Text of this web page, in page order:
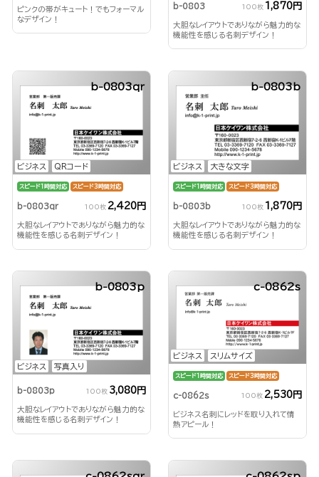
ピンクの帯がキュート！でもフォーマル
なデザイン！
b-0803 100枚 1,870円
大胆なレイアウトでありながら魅力的な
機能性を感じる名刺デザイン！
ビジネス QRコード
b-0803qr
スピード1時間対応 スピード3時間対応
b-0803qr 100枚 2,420円
大胆なレイアウトでありながら魅力的な
機能性を感じる名刺デザイン！
ビジネス 大きな文字
b-0803b
スピード1時間対応 スピード3時間対応
b-0803b 100枚 1,870円
大胆なレイアウトでありながら魅力的な
機能性を感じる名刺デザイン！
ビジネス 写真入り
b-0803p
b-0803p 100枚 3,080円
大胆なレイアウトでありながら魅力的な
機能性を感じる名刺デザイン！
ビジネス スリムサイズ
c-0862s
スピード1時間対応 スピード3時間対応
c-0862s 100枚 2,530円
ビジネス名刺にレッドを取り入れて情
熱アピール！